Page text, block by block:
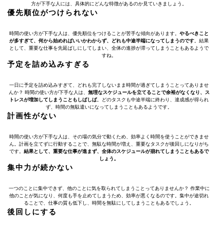
方が下手な人には、具体的にどんな特徴があるのか見ていきましょう。
優先順位がつけられない
時間の使い方が下手な人は、優先順位をつけることが苦手な傾向があります。 やるべきこと
が多すぎて、何から始めればいいかわからず、どれも中途半端になってしまうのです 。結果
として、重要な仕事を先延ばしにしてしまい、全体の進捗が滞ってしまうこともあるようで
すね。
予定を詰め込みすぎる
一日に予定を詰め込みすぎて、どれも完了しないまま時間が過ぎてしまうことってありませ
んか？ 時間の使い方が下手な人は、 無理なスケジュールを立てることで余裕がなくなり、ス
トレスが増加してしまうこともしばしば。どのタスクも中途半端に終わり、達成感が得られ
ず、時間の無駄遣いになってしまうこともあるようです。
計画性がない
時間の使い方が下手な人は、その場の気分で動くため、効率よく時間を使うことができませ
ん。計画を立てずに行動することで、無駄な時間が増え、重要なタスクが後回しになりがち
です。 結果として、重要な仕事が進まず、全体のスケジュールが崩れてしまうこともあるで
しょう。
集中力が続かない
一つのことに集中できず、他のことに気を取られてしまうことってありませんか？ 作業中に
他のことが気になり、何度も手を止めてしまうため、効率が悪くなるのです。集中が途切れ
ることで、仕事の質も低下し、時間を無駄にしてしまうこともあるでしょう。
後回しにする